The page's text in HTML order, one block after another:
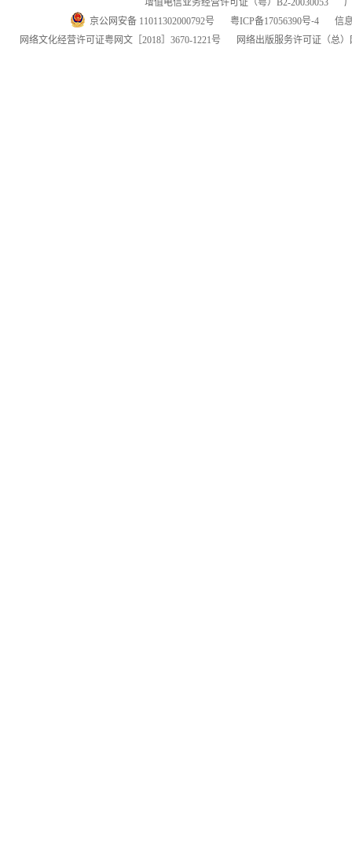
增值电信业务经营许可证（粤） B2-20030053
京公网安备 11011302000792号
粤ICP备17056390号-4
信
网络文化经营许可证粤网文 ［2018］3670-1221号 网络出版服务许可证 （总